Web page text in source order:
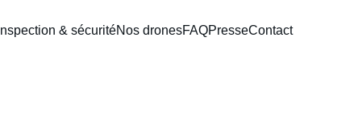
Inspection & sécuritéNos dronesFAQPresseContact